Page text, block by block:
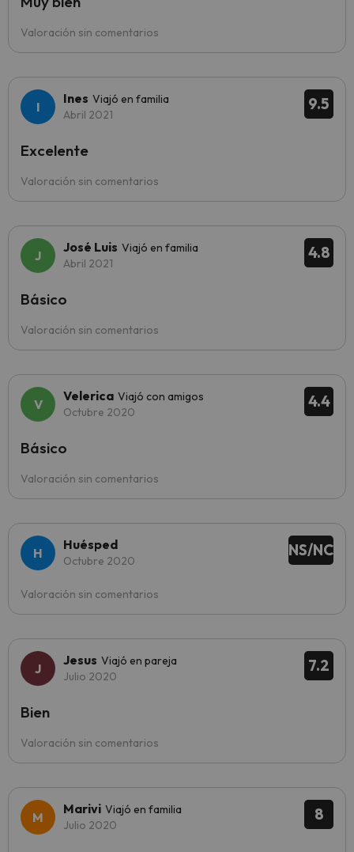
Valoración sin comentarios
9.5
Ines Viajó en familia
Abril 2021
Valoración sin comentarios
Excelente
4.8
José Luis Viajó en familia
Abril 2021
Valoración sin comentarios
Básico
4.4
Velerica Viajó con amigos
Octubre 2020
Valoración sin comentarios
Básico
NS/NC
Huésped
Octubre 2020
Valoración sin comentarios
7.2
Jesus Viajó en pareja
Julio 2020
Valoración sin comentarios
Bien
8
Marivi Viajó en familia
Julio 2020